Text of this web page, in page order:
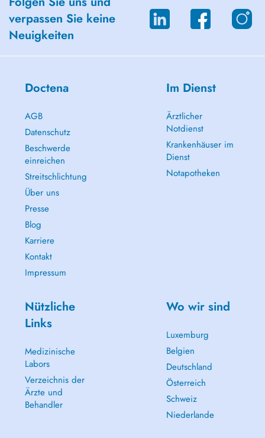
verpassen Sie keine
Neuigkeiten
Doctena
AGB
Datenschutz
Beschwerde
einreichen
Streitschlichtung
Über uns
Presse
Blog
Karriere
Kontakt
Impressum
Im Dienst
Ärztlicher
Notdienst
Krankenhäuser im
Dienst
Notapotheken
Nützliche
Links
Medizinische
Labors
Verzeichnis der
Ärzte und
Behandler
Wo wir sind
Luxemburg
Belgien
Deutschland
Österreich
Schweiz
Niederlande